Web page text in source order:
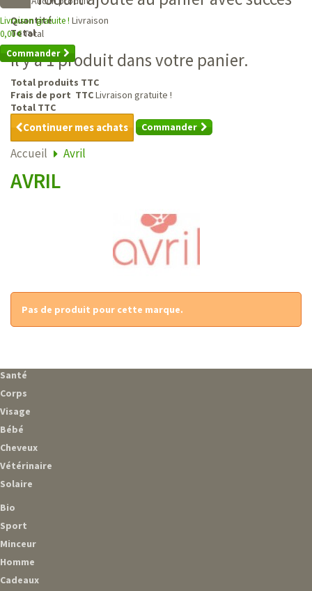
Livraison gratuite ! Livraison
0,00 €Total
Commander
Quantité
Total
Il y a 1 produit dans votre panier.
Total produits TTC
Frais de port TTCLivraison gratuite !
Total TTC
Continuer mes achats Commander
Accueil Avril
AVRIL
Pas de produit pour cette marque.
Santé
Corps
Visage
Bébé
Cheveux
Vétérinaire
Solaire
Bio
Sport
Minceur
Homme
Cadeaux